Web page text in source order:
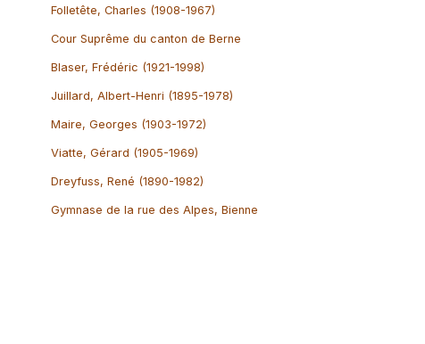
Folletête, Charles (1908-1967)
Cour Suprême du canton de Berne
Blaser, Frédéric (1921-1998)
Juillard, Albert-Henri (1895-1978)
Maire, Georges (1903-1972)
Viatte, Gérard (1905-1969)
Dreyfuss, René (1890-1982)
Gymnase de la rue des Alpes, Bienne